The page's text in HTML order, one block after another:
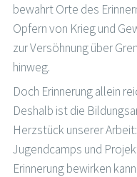
bewahrt Orte des
Opfern von Krieg und
zur Versöhnung über
hinweg.
Doch Erinnerung allein
Deshalb ist die
Herzstück unserer
Jugendcamps und
Erinnerung bewirken